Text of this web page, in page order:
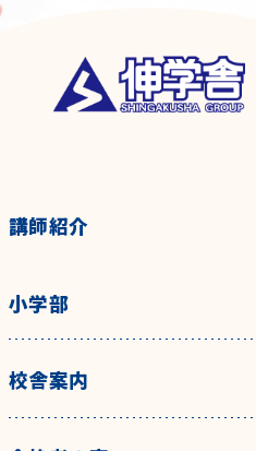
講師紹介
小学部
校舎案内